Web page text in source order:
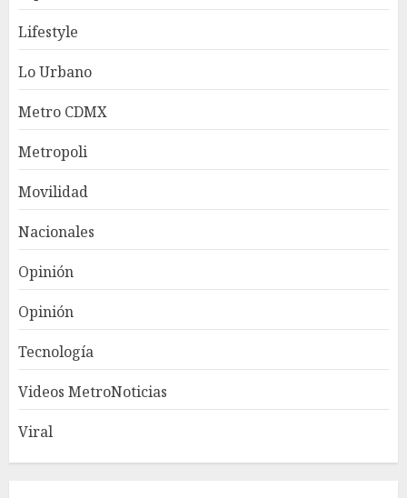
Lifestyle
Lo Urbano
Metro CDMX
Metropoli
Movilidad
Nacionales
Opinión
Opinión
Tecnología
Videos MetroNoticias
Viral